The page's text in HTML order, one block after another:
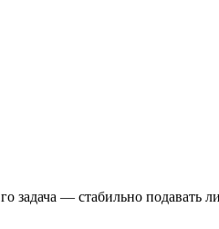
— стабильно подавать